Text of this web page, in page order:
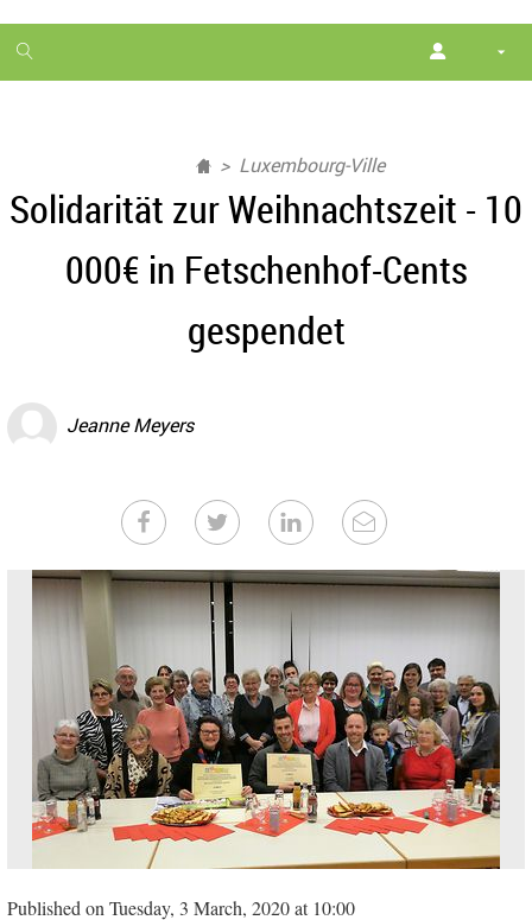
1
month
Luxembourg-Ville
Solidarität zur Weihnachtszeit - 10
000€ in Fetschenhof-Cents
gespendet
Jeanne Meyers
Published on Tuesday, 3 March, 2020 at 10:00